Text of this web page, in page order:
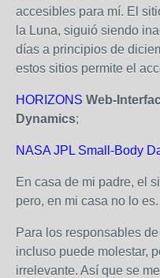
accesibles para mí. El
la Luna, siguió siendo
días a principios de
estos sitios permite el
HORIZONS Web-
Dynamics;
NASA JPL Small-Body
En casa de mi padre, el
pero, en mi casa no lo es.
Para los responsables
incluso puede molestar,
irrelevante. Así que se